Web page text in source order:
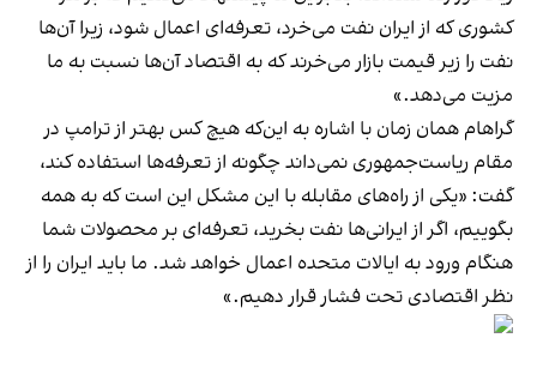
کشوری که از ایران نفت می‌خرد، تعرفه‌ای اعمال شود، زیرا آن‌ها
نفت را زیر قیمت بازار می‌خرند که به اقتصاد آن‌ها نسبت به ما
مزیت می‌دهد.»
گراهام همان زمان با اشاره به این‌که هیچ کس بهتر از ترامپ در
مقام ریاست‌جمهوری نمی‌داند چگونه از تعرفه‌ها استفاده کند،
گفت: «یکی از راه‌های مقابله با این مشکل این است که به همه
بگوییم، اگر از ایرانی‌ها نفت بخرید، تعرفه‌ای بر محصولات شما
هنگام ورود به ایالات متحده اعمال خواهد شد. ما باید ایران را از
نظر اقتصادی تحت فشار قرار دهیم.»